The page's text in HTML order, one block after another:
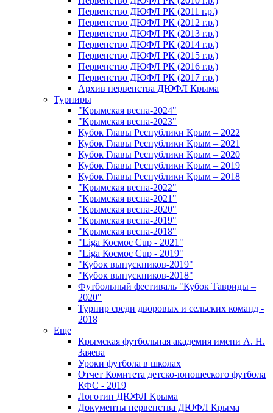
Первенство ДЮФЛ РК (2011 г.р.)
Первенство ДЮФЛ РК (2012 г.р.)
Первенство ДЮФЛ РК (2013 г.р.)
Первенство ДЮФЛ РК (2014 г.р.)
Первенство ДЮФЛ РК (2015 г.р.)
Первенство ДЮФЛ РК (2016 г.р.)
Первенство ДЮФЛ РК (2017 г.р.)
Архив первенства ДЮФЛ Крыма
Турниры
"Крымская весна-2024"
"Крымская весна-2023"
Кубок Главы Республики Крым – 2022
Кубок Главы Республики Крым – 2021
Кубок Главы Республики Крым – 2020
Кубок Главы Республики Крым – 2019
Кубок Главы Республики Крым – 2018
"Крымская весна-2022"
"Крымская весна-2021"
"Крымская весна-2020"
"Крымская весна-2019"
"Крымская весна-2018"
"Liga Космос Cup - 2021"
"Liga Космос Cup - 2019"
"Кубок выпускников-2019"
"Кубок выпускников-2018"
Футбольный фестиваль "Кубок Тавриды –
2020"
Турнир среди дворовых и сельских команд -
2018
Еще
Крымская футбольная академия имени А. Н.
Заяева
Уроки футбола в школах
Отчет Комитета детско-юношеского футбола
КФС - 2019
Логотип ДЮФЛ Крыма
Документы первенства ДЮФЛ Крыма